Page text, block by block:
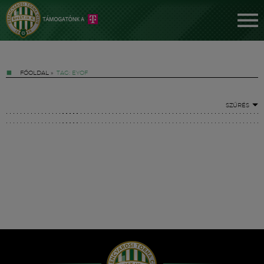
FŐOLDAL » TAG: EYOF
SZŰRÉS
Hírek